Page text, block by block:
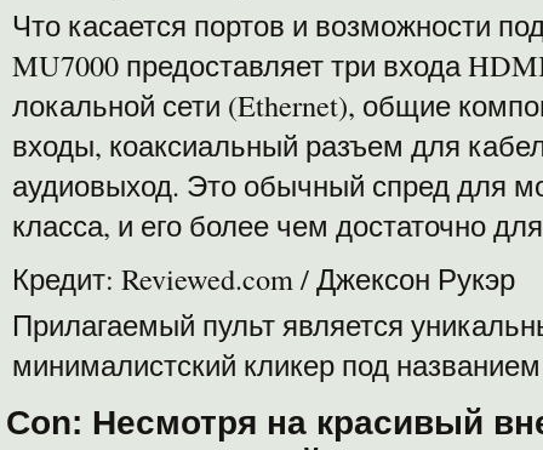
Что касается портов и возможности
MU7000 предоставляет три входа
локальной сети (Ethernet), общие
входы, коаксиальный разъем для
аудиовыход. Это обычный спред для
класса, и его более чем достаточно
Кредит: Reviewed.com / Джексон Рукэр
Прилагаемый пульт является
минималистский кликер под названием
Con: Несмотря на красивый